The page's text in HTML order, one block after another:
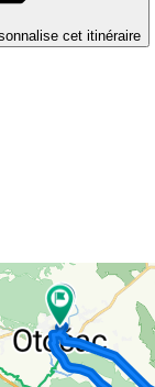
cet itinéraire